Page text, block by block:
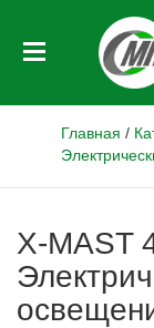
Главная /
X-MAST